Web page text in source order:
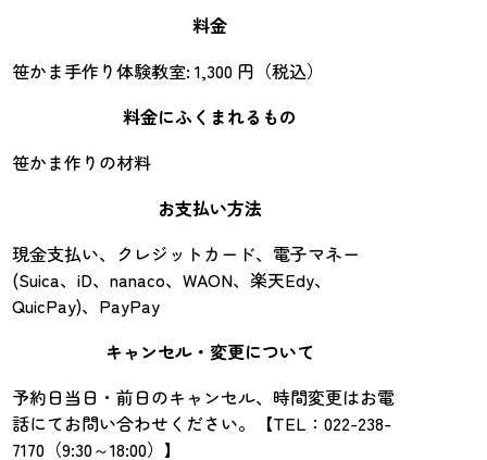
料金
笹かま手作り体験教室: 1,300 円（税込）
料金にふくまれるもの
笹かま作りの材料
お支払い方法
現金支払い、クレジットカード、電子マネー
(Suica、iD、nanaco、WAON、楽天Edy、
QuicPay)、PayPay
キャンセル・変更について
予約日当日・前日のキャンセル、時間変更はお電
話にてお問い合わせください。【TEL：022-238-
7170（9:30～18:00）】